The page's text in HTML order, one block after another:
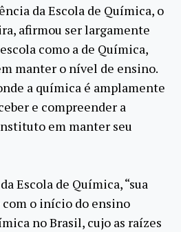
da Escola de Química, o
afirmou ser largamente
como a de Química,
manter o nível de ensino.
a química é amplamente
e compreender a
em manter seu
Escola de Química, “sua
o início do ensino
no Brasil, cujo as raízes